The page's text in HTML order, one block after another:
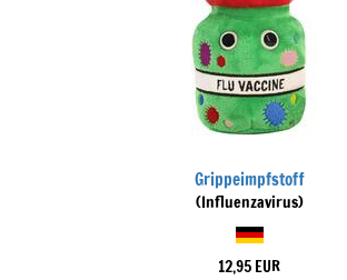
Grippeimpfstoff
(Influenzavirus)
12,95 EUR